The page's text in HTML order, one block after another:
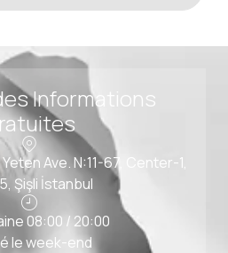
Informations
Ave. N:11-67, Center-1,
Şişli İstanbul
08:00 / 20:00
le week-end